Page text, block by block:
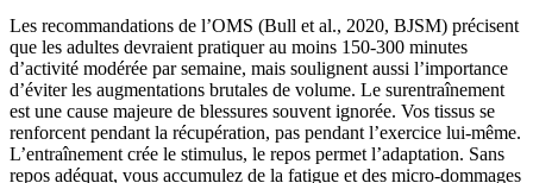
Les recommandations de l’OMS (Bull et al., 2020, BJSM) précisent
que les adultes devraient pratiquer au moins 150-300 minutes
d’activité modérée par semaine, mais soulignent aussi l’importance
d’éviter les augmentations brutales de volume. Le surentraînement
est une cause majeure de blessures souvent ignorée. Vos tissus se
renforcent pendant la récupération, pas pendant l’exercice lui-même.
L’entraînement crée le stimulus, le repos permet l’adaptation. Sans
repos adéquat, vous accumulez de la fatigue et des micro-dommages